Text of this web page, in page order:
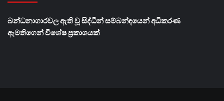
බන්ධනාගාරවල ඇති වූ සිද්ධීන් සම්බන්ඳයෙන් අධිකරණ
ඇමතිගෙන් විශේෂ ප්‍රකාශයක්